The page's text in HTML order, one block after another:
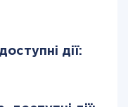
дії: